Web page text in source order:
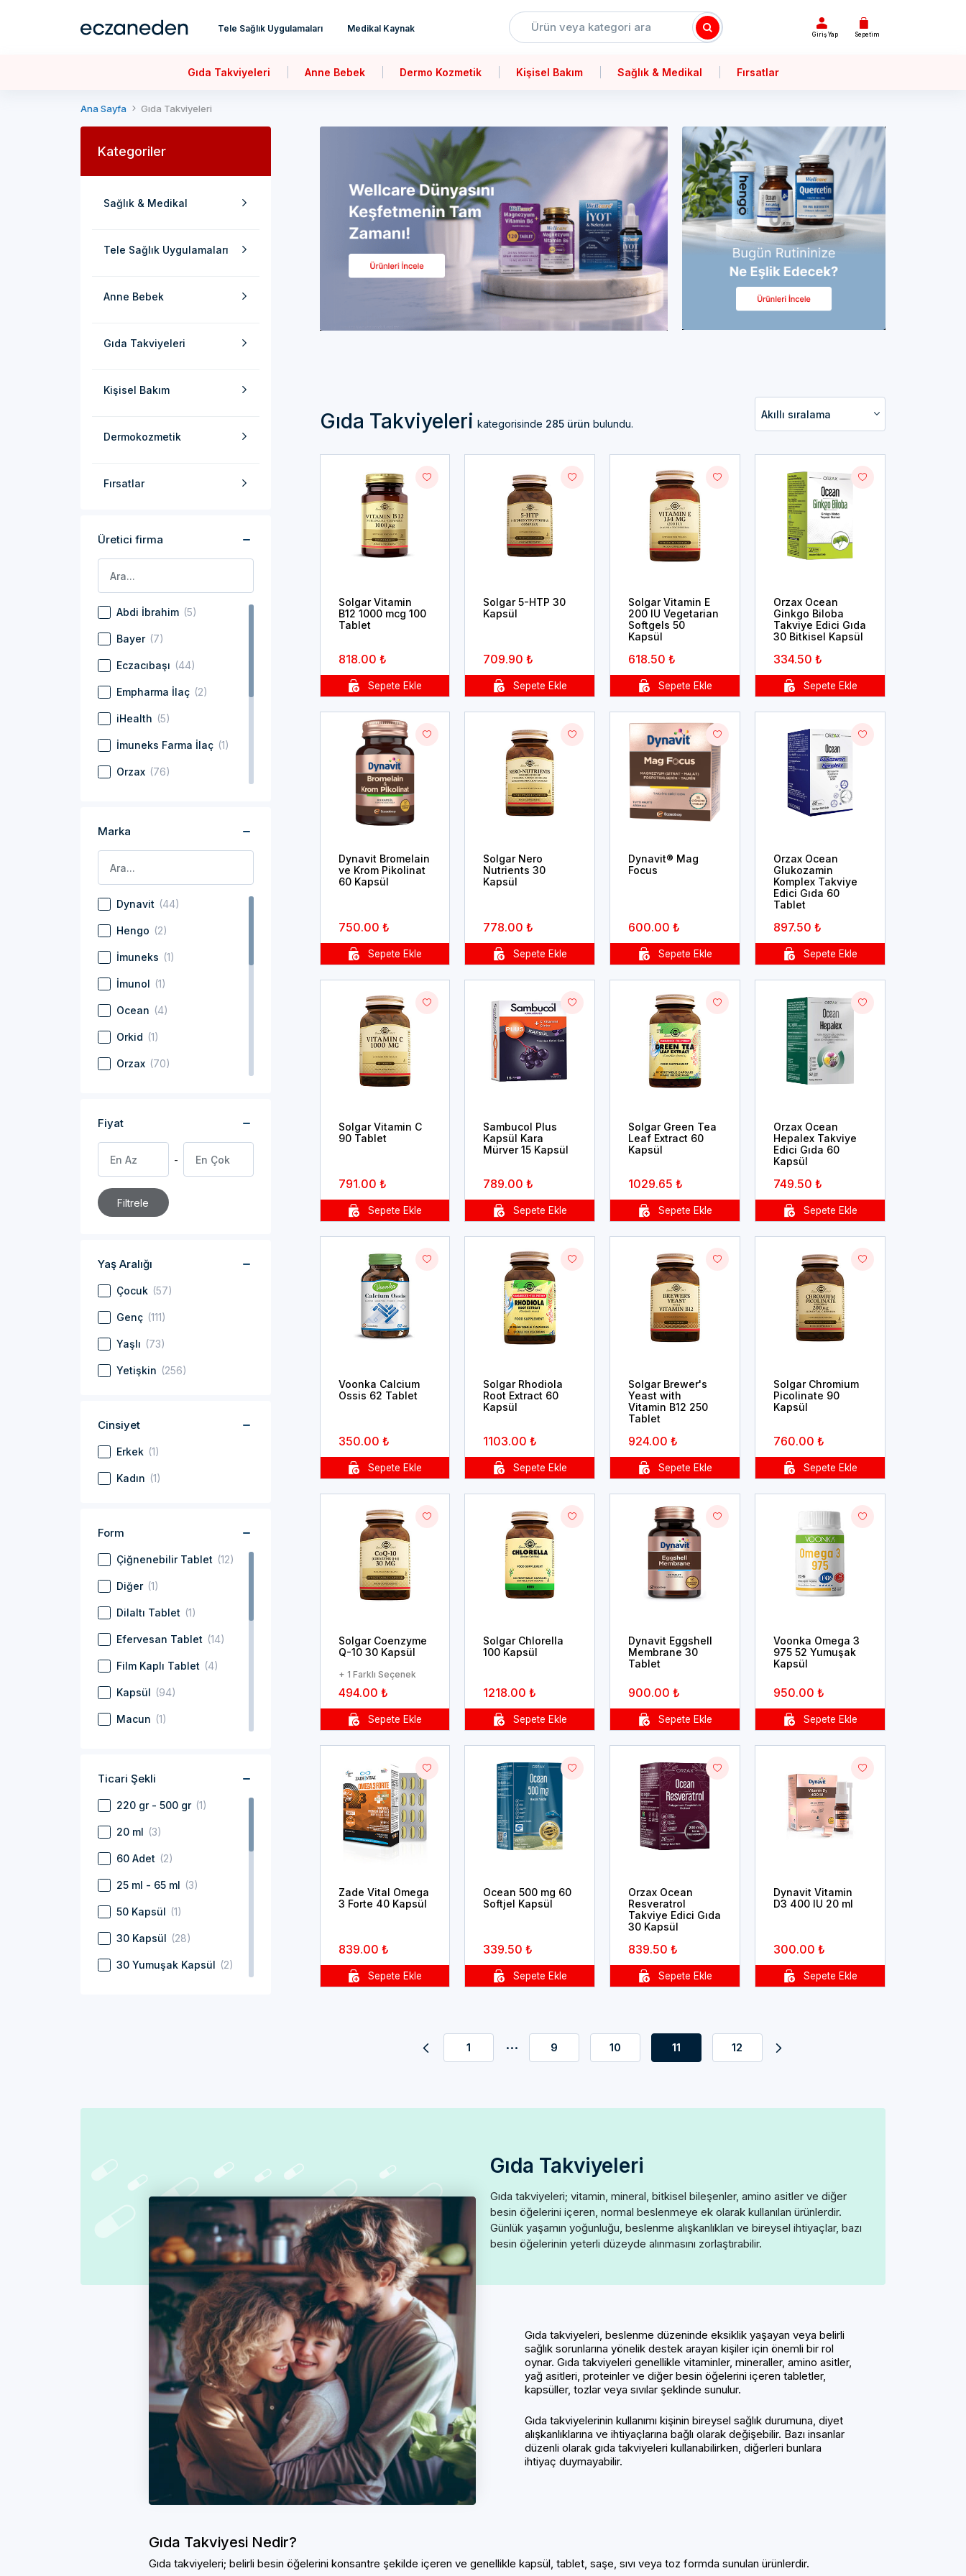
Tele Sağlık Uygulamaları Medikal Kaynak
Giriş Yap Sepetim
Gıda Takviyeleri Anne Bebek Dermo Kozmetik Kişisel Bakım Sağlık & Medikal Fırsatlar
Ana Sayfa Gıda Takviyeleri
Kategoriler
Sağlık & Medikal
Tele Sağlık Uygulamaları
Anne Bebek
Gıda Takviyeleri
Kişisel Bakım
Dermokozmetik
Fırsatlar
Üretici firma
Abdi İbrahim (5)
Bayer (7)
Eczacıbaşı (44)
Empharma İlaç (2)
iHealth (5)
İmuneks Farma İlaç (1)
Orzax (76)
Solgar
Swedish Care Sağlık
Hizmetleri Anonim Şirketi
(1)
Voonka (29)
Wellcare (39)
Zade Global
Marka
Dynavit (44)
Hengo (2)
İmuneks (1)
İmunol (1)
Ocean (4)
Orkid (1)
Orzax (70)
Sambucol (5)
Supradyn
Fiyat
Filtrele
Yaş Aralığı
Çocuk (57)
Genç (111)
Yaşlı (73)
Yetişkin (256)
Cinsiyet
Erkek (1)
Kadın (1)
Form
Çiğnenebilir Tablet (12)
Diğer (1)
Dilaltı Tablet (1)
Efervesan Tablet (14)
Film Kaplı Tablet (4)
Kapsül (94)
Macun (1)
Saşe (10)
Şişe (38)
Sıvı (28)
Sprey (3)
Spreyli Şişe (5)
Tablet (73)
Toz
Tüp
Ticari Şekli
220 gr - 500 gr (1)
20 ml (3)
60 Adet (2)
25 ml - 65 ml (3)
50 Kapsül (1)
30 Kapsül (28)
30 Yumuşak Kapsül (2)
16 Pastil
0 – 25 adet (21)
25 – 65 adet (141)
0 ml – 25 ml (22)
25 ml – 80 ml (6)
140 ml – 220 ml (5)
80 ml – 140 ml (1)
Gıda Takviyeleri kategorisinde 285 ürün bulundu.
Akıllı sıralama
Solgar Vitamin
B12 1000 mcg 100
Tablet
818.00 ₺
Solgar 5-HTP 30
Kapsül
709.90 ₺
Solgar Vitamin E
200 IU Vegetarian
Softgels 50
Kapsül
618.50 ₺
Orzax Ocean
Ginkgo Biloba
Takviye Edici Gıda
30 Bitkisel Kapsül
334.50 ₺
Dynavit Bromelain
ve Krom Pikolinat
60 Kapsül
750.00 ₺
Solgar Nero
Nutrients 30
Kapsül
778.00 ₺
Dynavit® Mag
Focus
600.00 ₺
Orzax Ocean
Glukozamin
Komplex Takviye
Edici Gıda 60
Tablet
897.50 ₺
Solgar Vitamin C
90 Tablet
791.00 ₺
Sambucol Plus
Kapsül Kara
Mürver 15 Kapsül
789.00 ₺
Solgar Green Tea
Leaf Extract 60
Kapsül
1029.65 ₺
Orzax Ocean
Hepalex Takviye
Edici Gıda 60
Kapsül
749.50 ₺
Voonka Calcium
Ossis 62 Tablet
350.00 ₺
Solgar Rhodiola
Root Extract 60
Kapsül
1103.00 ₺
Solgar Brewer's
Yeast with
Vitamin B12 250
Tablet
924.00 ₺
Solgar Chromium
Picolinate 90
Kapsül
760.00 ₺
Solgar Coenzyme
Q-10 30 Kapsül
+ 1 Farklı Seçenek
494.00 ₺
Solgar Chlorella
100 Kapsül
1218.00 ₺
Dynavit Eggshell
Membrane 30
Tablet
900.00 ₺
Voonka Omega 3
975 52 Yumuşak
Kapsül
950.00 ₺
Zade Vital Omega
3 Forte 40 Kapsül
839.00 ₺
Ocean 500 mg 60
Softjel Kapsül
339.50 ₺
Orzax Ocean
Resveratrol
Takviye Edici Gıda
30 Kapsül
839.50 ₺
Dynavit Vitamin
D3 400 IU 20 ml
300.00 ₺
1 ... 9 10 11 12
Gıda Takviyeleri
Gıda takviyeleri; vitamin, mineral, bitkisel bileşenler, amino asitler ve diğer
besin öğelerini içeren, normal beslenmeye ek olarak kullanılan ürünlerdir.
Günlük yaşamın yoğunluğu, beslenme alışkanlıkları ve bireysel ihtiyaçlar, bazı
besin öğelerinin yeterli düzeyde alınmasını zorlaştırabilir.
Gıda takviyeleri, beslenme düzeninde eksiklik yaşayan veya belirli
sağlık sorunlarına yönelik destek arayan kişiler için önemli bir rol
oynar. Gıda takviyeleri genellikle vitaminler, mineraller, amino asitler,
yağ asitleri, proteinler ve diğer besin öğelerini içeren tabletler,
kapsüller, tozlar veya sıvılar şeklinde sunulur.
Gıda takviyelerinin kullanımı kişinin bireysel sağlık durumuna, diyet
alışkanlıklarına ve ihtiyaçlarına bağlı olarak değişebilir. Bazı insanlar
düzenli olarak gıda takviyeleri kullanabilirken, diğerleri bunlara
ihtiyaç duymayabilir.
Gıda Takviyesi Nedir?
Gıda takviyeleri; belirli besin öğelerini konsantre şekilde içeren ve genellikle kapsül, tablet, saşe, sıvı veya toz formda sunulan ürünlerdir.